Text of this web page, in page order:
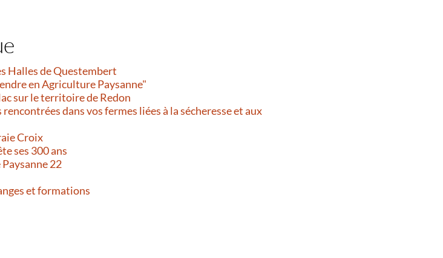
Halles de Questembert
en Agriculture Paysanne"
sur le territoire de Redon
dans vos fermes liées à la sécheresse et aux
Croix
ses 300 ans
22
et formations